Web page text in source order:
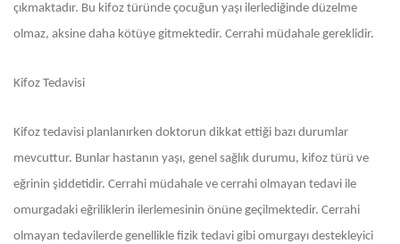
çıkmaktadır. Bu kifoz türünde çocuğun yaşı ilerlediğinde düzelme
olmaz, aksine daha kötüye gitmektedir. Cerrahi müdahale gereklidir.
Kifoz Tedavisi
Kifoz tedavisi planlanırken doktorun dikkat ettiği bazı durumlar
mevcuttur. Bunlar hastanın yaşı, genel sağlık durumu, kifoz türü ve
eğrinin şiddetidir. Cerrahi müdahale ve cerrahi olmayan tedavi ile
omurgadaki eğriliklerin ilerlemesinin önüne geçilmektedir. Cerrahi
olmayan tedavilerde genellikle fizik tedavi gibi omurgayı destekleyici